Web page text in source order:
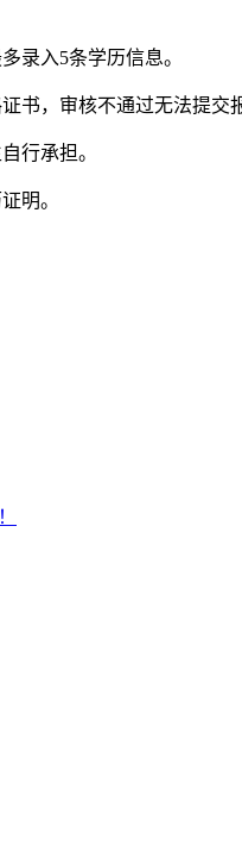
录入5条学历信息。
书，审核不通过无法提交
行承担。
明。